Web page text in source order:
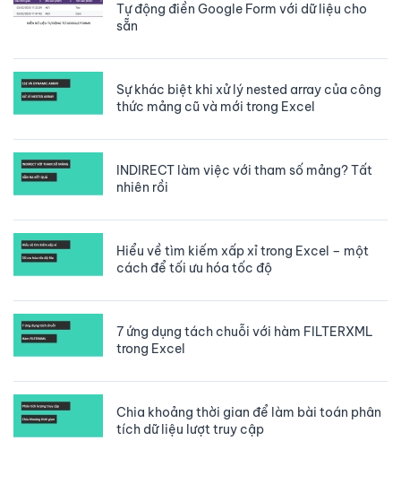
Tự động điền Google Form với dữ liệu cho
sẵn
Sự khác biệt khi xử lý nested array của công
thức mảng cũ và mới trong Excel
INDIRECT làm việc với tham số mảng? Tất
nhiên rồi
Hiểu về tìm kiếm xấp xỉ trong Excel – một
cách để tối ưu hóa tốc độ
7 ứng dụng tách chuỗi với hàm FILTERXML
trong Excel
Chia khoảng thời gian để làm bài toán phân
tích dữ liệu lượt truy cập